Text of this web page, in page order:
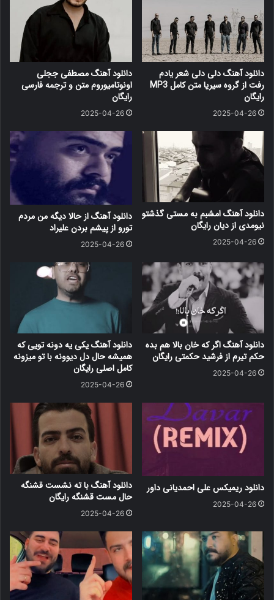
دانلود آهنگ دلی دلی شعر یادم
رفت از گروه سیریا متن کامل MP3
رایگان
2025-04-26
دانلود آهنگ مصطفی ججلی
اونوتامیوروم متن و ترجمه فارسی
رایگان
2025-04-26
دانلود آهنگ امشبم به مستی گذشتو
نیومدی از دیان رایگان
2025-04-26
دانلود آهنگ از حالا دیگه من مردم
تورو از پیشم بردن علیراد
2025-04-26
دانلود آهنگ اگر که خان بالا هم بده
حکم تیرم از فرشید حکمتی رایگان
2025-04-26
دانلود آهنگ یکی یه دونه تویی که
همیشه حال دل دیوونه با تو میزونه
کامل اصلی رایگان
2025-04-26
دانلود ریمیکس علی احمدیانی داور
2025-04-26
دانلود آهنگ با ته نشست قشنگه
حال مست قشنگه رایگان
2025-04-26